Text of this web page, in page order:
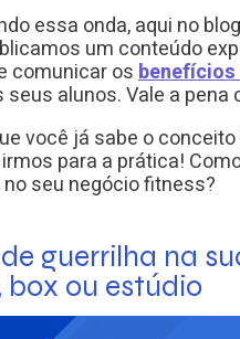
essa onda, aqui no
um conteúdo
comunicar os
seus alunos. Vale a pena
você já sabe o
para a prática!
seu negócio fitness?
guerrilha na
ou estúdio